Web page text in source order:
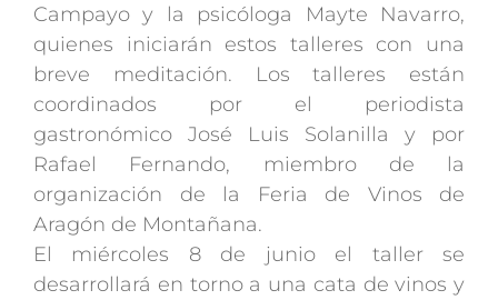
Campayo y la psicóloga Mayte Navarro,
quienes iniciarán estos talleres con una
breve meditación. Los talleres están
coordinados por el periodista
gastronómico José Luis Solanilla y por
Rafael Fernando, miembro de la
organización de la Feria de Vinos de
Aragón de Montañana.
El miércoles 8 de junio el taller se
desarrollará en torno a una cata de vinos y